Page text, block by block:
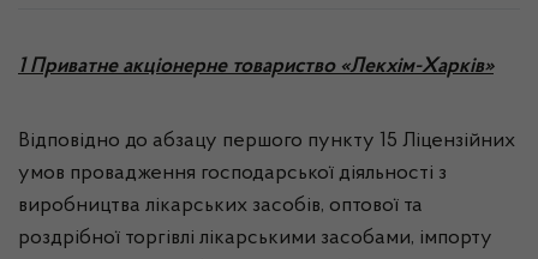
1 Приватне акціонерне товариство «Лекхім-Харків»
Відповідно до абзацу першого пункту 15 Ліцензійних
умов провадження господарської діяльності з
виробництва лікарських засобів, оптової та
роздрібної торгівлі лікарськими засобами, імпорту